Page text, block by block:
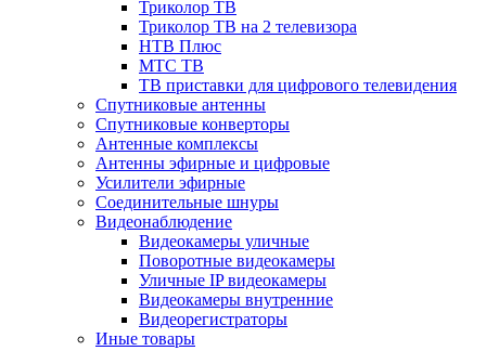
Триколор ТВ
Триколор ТВ на 2 телевизора
НТВ Плюс
МТС ТВ
ТВ приставки для цифрового телевидения
Спутниковые антенны
Спутниковые конверторы
Антенные комплексы
Антенны эфирные и цифровые
Усилители эфирные
Соединительные шнуры
Видеонаблюдение
Видеокамеры уличные
Поворотные видеокамеры
Уличные IP видеокамеры
Видеокамеры внутренние
Видеорегистраторы
Иные товары